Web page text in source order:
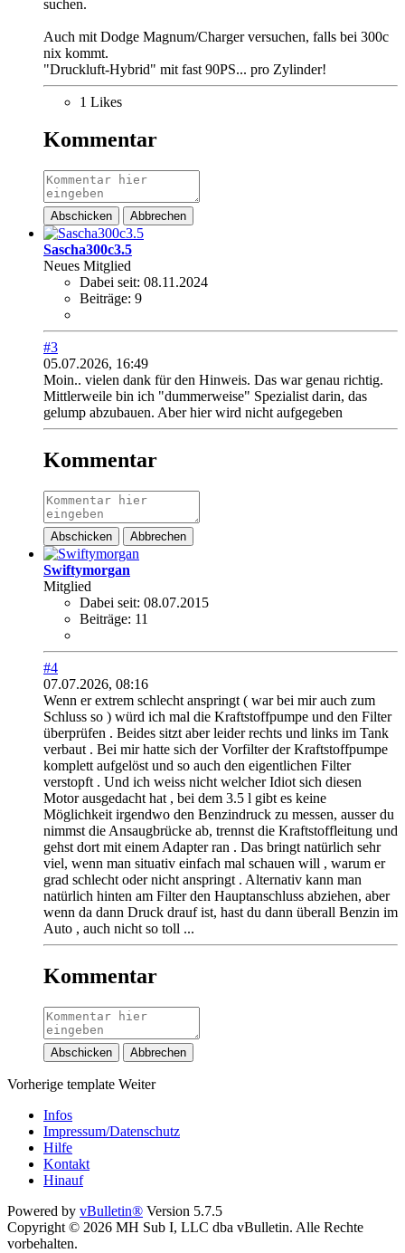
suchen.
Auch mit Dodge Magnum/Charger versuchen, falls bei 300c
nix kommt.
"Druckluft-Hybrid" mit fast 90PS... pro Zylinder!
1 Likes
Kommentar
Abschicken Abbrechen
Sascha300c3.5
Neues Mitglied
Dabei seit: 08.11.2024
Beiträge: 9
#3
05.07.2026, 16:49
Moin.. vielen dank für den Hinweis. Das war genau richtig.
Mittlerweile bin ich "dummerweise" Spezialist darin, das
gelump abzubauen. Aber hier wird nicht aufgegeben
Kommentar
Abschicken Abbrechen
Swiftymorgan
Mitglied
Dabei seit: 08.07.2015
Beiträge: 11
#4
07.07.2026, 08:16
Wenn er extrem schlecht anspringt ( war bei mir auch zum
Schluss so ) würd ich mal die Kraftstoffpumpe und den Filter
überprüfen . Beides sitzt aber leider rechts und links im Tank
verbaut . Bei mir hatte sich der Vorfilter der Kraftstoffpumpe
komplett aufgelöst und so auch den eigentlichen Filter
verstopft . Und ich weiss nicht welcher Idiot sich diesen
Motor ausgedacht hat , bei dem 3.5 l gibt es keine
Möglichkeit irgendwo den Benzindruck zu messen, ausser du
nimmst die Ansaugbrücke ab, trennst die Kraftstoffleitung und
gehst dort mit einem Adapter ran . Das bringt natürlich sehr
viel, wenn man situativ einfach mal schauen will , warum er
grad schlecht oder nicht anspringt . Alternativ kann man
natürlich hinten am Filter den Hauptanschluss abziehen, aber
wenn da dann Druck drauf ist, hast du dann überall Benzin im
Auto , auch nicht so toll ...
Kommentar
Abschicken Abbrechen
Vorherige template Weiter
Infos
Impressum/Datenschutz
Hilfe
Kontakt
Hinauf
Powered by vBulletin® Version 5.7.5
Copyright © 2026 MH Sub I, LLC dba vBulletin. Alle Rechte
vorbehalten.